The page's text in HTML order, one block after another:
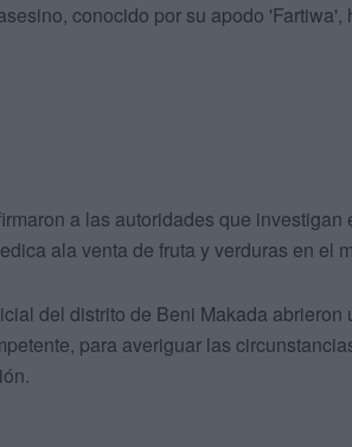
conocido por su apodo 'Fartiwa',
a las autoridades que
ala venta de fruta y verduras en el
del distrito de Beni Makada abrieron
para averiguar las